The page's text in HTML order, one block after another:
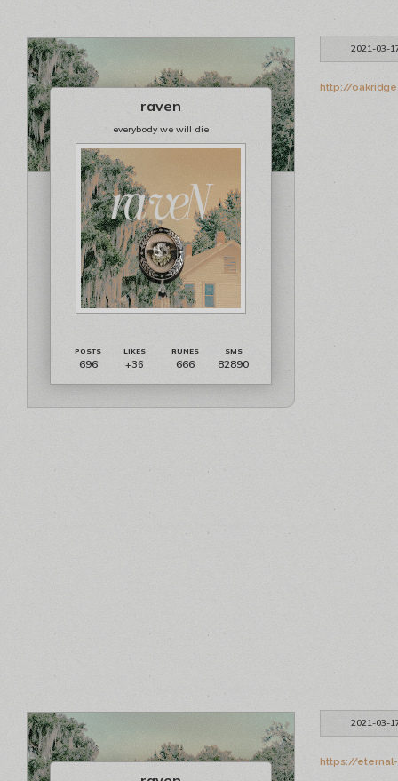
2021-03-
raven
everybody we will die
696 +36 666 82890
http://
2021-03-
https://